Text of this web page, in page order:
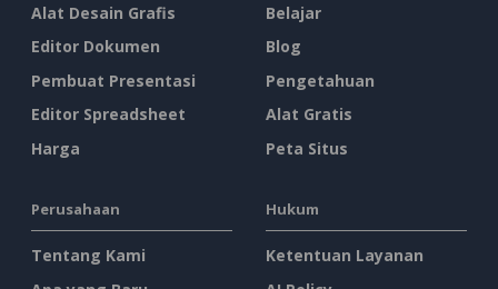
Alat Desain Grafis
Editor Dokumen
Pembuat Presentasi
Editor Spreadsheet
Harga
Belajar
Blog
Pengetahuan
Alat Gratis
Peta Situs
Perusahaan
Tentang Kami
Hukum
Ketentuan Layanan